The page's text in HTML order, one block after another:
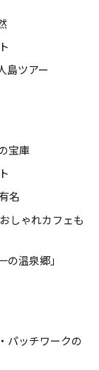
島ツアー
宝庫
名
しゃれカフェも
の温泉郷」
パッチワークの